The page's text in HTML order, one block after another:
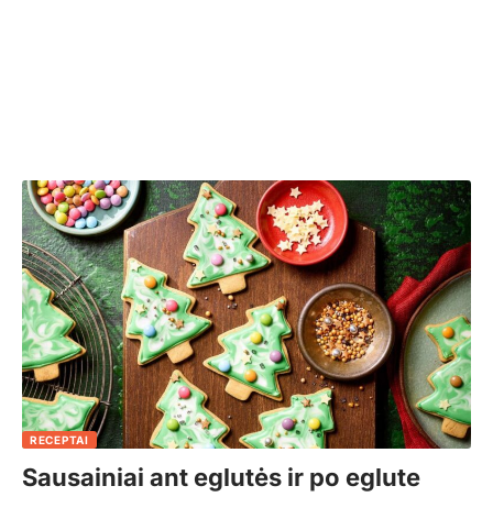
RECEPTAI
Sausainiai ant eglutės ir po eglute